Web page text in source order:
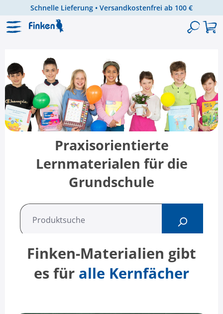
Zum Hauptinhalt springen
Schnelle Lieferung • Versandkostenfrei ab 100 €
Praxisorientierte
Lernmaterialen für die
Grundschule
Finken-Materialien gibt
es für alle Kernfächer